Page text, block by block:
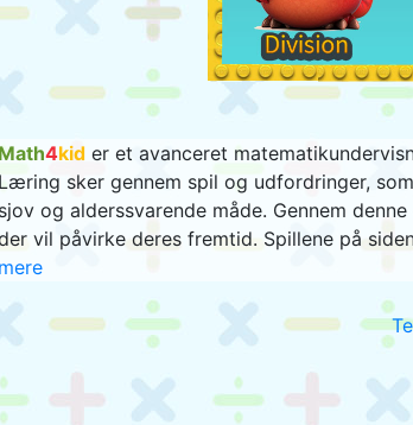
Math4kid er et avanceret
Læring sker gennem spil og udfordringer,
sjov og alderssvarende måde. Gennem
vil påvirke deres fremtid. Spillene på
mere